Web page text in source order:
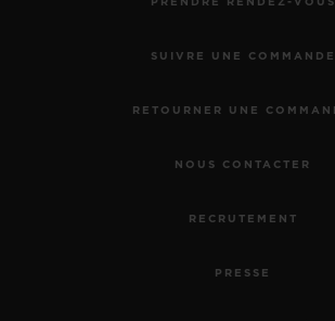
PRENDRE RENDEZ-VOUS
SUIVRE UNE COMMANDE
RETOURNER UNE
NOUS CONTACTER
RECRUTEMENT
PRESSE